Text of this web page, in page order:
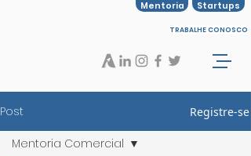
Mentoria Startups
TRABALHE CONOSCO
Post Registre-se
Mentoria Comercial